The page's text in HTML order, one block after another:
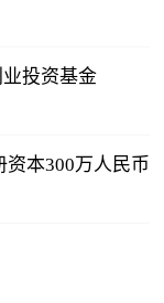
投资基金
本300万人民币